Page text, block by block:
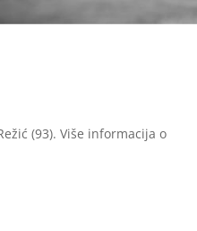
(93). Više informacija o